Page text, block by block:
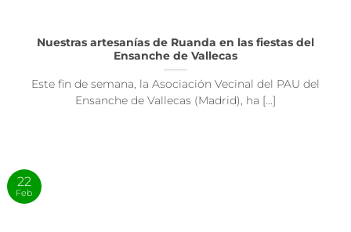
Nuestras artesanías de Ruanda en las fiestas del
Ensanche de Vallecas
Este fin de semana, la Asociación Vecinal del PAU del
Ensanche de Vallecas (Madrid), ha [...]
22
Feb